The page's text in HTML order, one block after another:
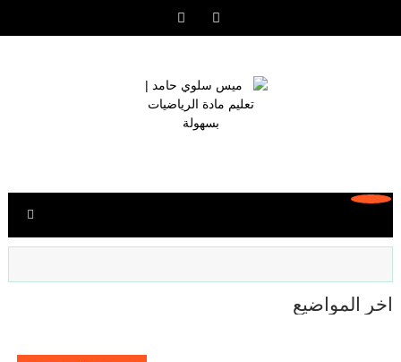
آخر المواضيع